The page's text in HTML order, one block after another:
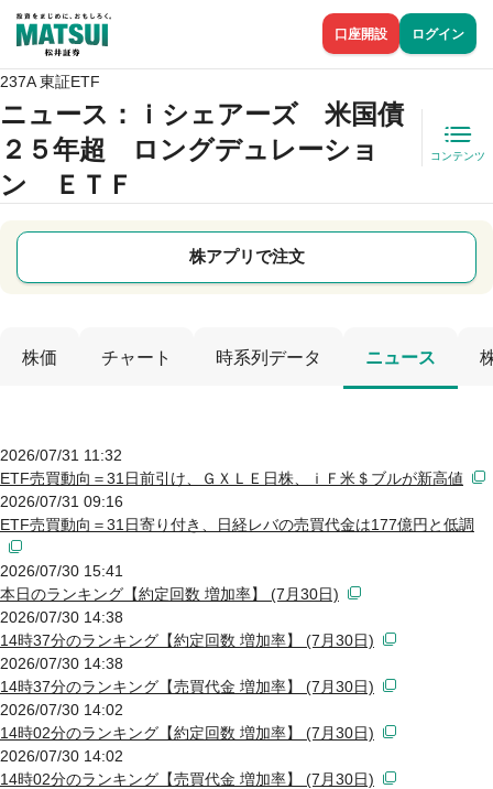
口座開設 ログイン
237A 東証ETF
ニュース ：ｉシェアーズ 米国債
２５年超 ロングデュレーショ
ン ＥＴＦ
コンテンツ
株アプリで注文
株価 チャート 時系列データ ニュース
2026/07/31 11:32
ETF売買動向＝31日前引け、ＧＸＬＥ日株、ｉＦ米＄ブルが新高値
2026/07/31 09:16
ETF売買動向＝31日寄り付き、日経レバの売買代金は177億円と低調
2026/07/30 15:41
本日のランキング【約定回数 増加率】 (7月30日)
2026/07/30 14:38
14時37分のランキング【約定回数 増加率】 (7月30日)
2026/07/30 14:38
14時37分のランキング【売買代金 増加率】 (7月30日)
2026/07/30 14:02
14時02分のランキング【約定回数 増加率】 (7月30日)
2026/07/30 14:02
14時02分のランキング【売買代金 増加率】 (7月30日)